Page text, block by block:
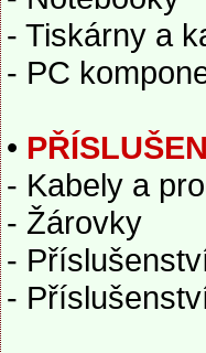
- Tiskárny a
- PC
•
- Kabely a
- Žárovky
-
-